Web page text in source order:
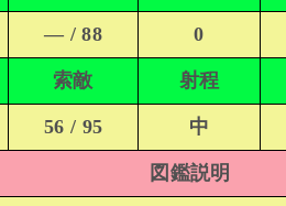
— / 88 0
索敵 射程
56 / 95 中
図鑑説明